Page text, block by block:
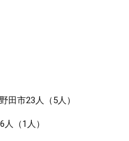
田市23人（5人）
（1人）